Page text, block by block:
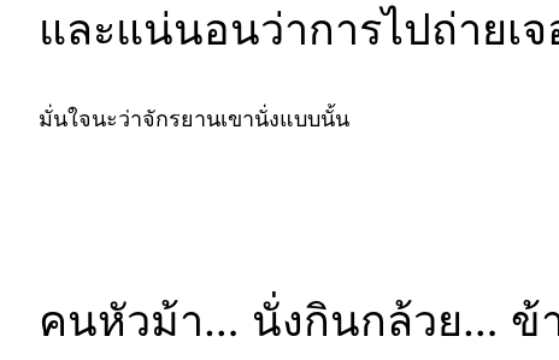
และแน่นอนว่าการไปถ่ายเ
มั่นใจนะว่าจักรยานเขานั่งแบบนั้น
คนหัวม้า… นั่งกินกล้วย… ข้